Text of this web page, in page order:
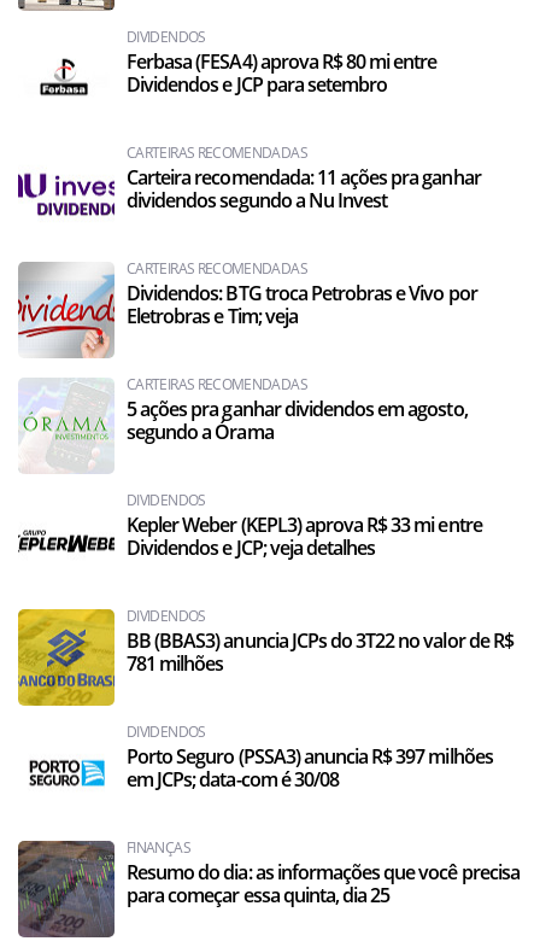
DIVIDENDOS
Ferbasa (FESA4) aprova R$ 80 mi entre
Dividendos e JCP para setembro
CARTEIRAS RECOMENDADAS
Carteira recomendada: 11 ações pra ganhar
dividendos segundo a Nu Invest
CARTEIRAS RECOMENDADAS
Dividendos: BTG troca Petrobras e Vivo por
Eletrobras e Tim; veja
CARTEIRAS RECOMENDADAS
5 ações pra ganhar dividendos em agosto,
segundo a Órama
DIVIDENDOS
Kepler Weber (KEPL3) aprova R$ 33 mi entre
Dividendos e JCP; veja detalhes
DIVIDENDOS
BB (BBAS3) anuncia JCPs do 3T22 no valor de R$
781 milhões
DIVIDENDOS
Porto Seguro (PSSA3) anuncia R$ 397 milhões
em JCPs; data-com é 30/08
FINANÇAS
Resumo do dia: as informações que você precisa
para começar essa quinta, dia 25